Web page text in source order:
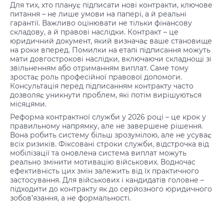
Для тих, хто планує підписати нові контракти, ключове
питання – не лише умови на папері, а й реальні
гарантії. Важливо оцінювати не тільки фінансову
складову, а й правові наслідки. Контракт – це
юридичний документ, який визначає ваше становище
на роки вперед. Помилки на етапі підписання можуть
мати довгострокові наслідки, включаючи складнощі зі
звільненням або отриманням виплат. Саме тому
зростає роль професійної правової допомоги.
Консультація перед підписанням контракту часто
дозволяє уникнути проблем, які потім вирішуються
місяцями.
Реформа контрактної служби у 2026 році – це крок у
правильному напрямку, але не завершене рішення.
Вона робить систему більш зрозумілою, але не усуває
всіх ризиків. Фіксовані строки служби, відстрочка від
мобілізації та оновлена система виплат можуть
реально змінити мотивацію військових. Водночас
ефективність цих змін залежить від їх практичного
застосування. Для військових і кандидатів головне –
підходити до контракту як до серйозного юридичного
зобов’язання, а не формальності.